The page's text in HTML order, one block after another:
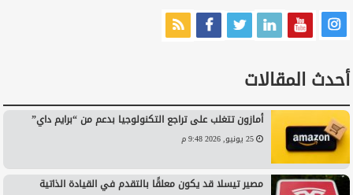
أحدث المقالات
أمازون تتغلب على تراجع التكنولوجيا بدعم من “برايم داي”
25 يونيو, 2026 9:48 م
مصير تيسلا قد يكون معلقًا بالتقدم في القيادة الذاتية